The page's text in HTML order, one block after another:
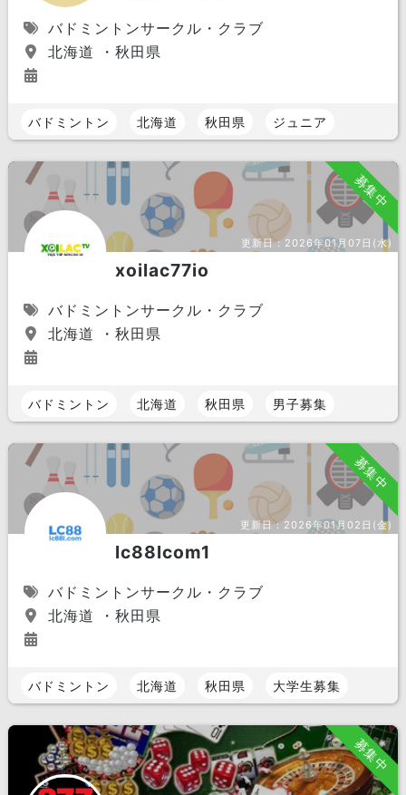
バドミントンサークル・クラブ
北海道 ・秋田県
バドミントン 北海道 秋田県 ジュニア
募集中
更新日： 2026年01月07日(水)
xoilac77io
バドミントンサークル・クラブ
北海道 ・秋田県
バドミントン 北海道 秋田県 男子募集
募集中
更新日： 2026年01月02日(金)
lc88lcom1
バドミントンサークル・クラブ
北海道 ・秋田県
バドミントン 北海道 秋田県 大学生募集
募集中